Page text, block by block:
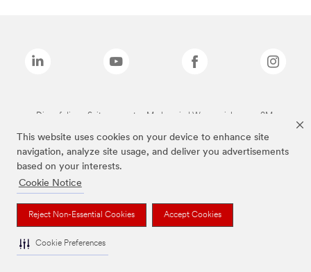
This website uses cookies on your device to enhance site
navigation, analyze site usage, and deliver you advertisements
based on your interests.
Cookie Notice
Reject Non-Essential Cookies Accept Cookies
Cookie Preferences
Die auf dieser Seite genannten Marken sind Warenzeichen von 3M.